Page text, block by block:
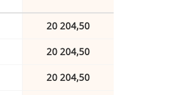
20 204,50
20 204,50
20 204,50